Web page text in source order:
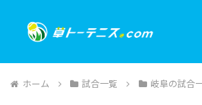
ホーム 試合一覧 岐阜の試合